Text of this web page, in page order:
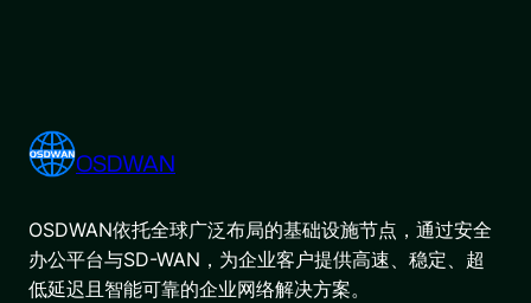
OSDWAN
OSDWAN依托全球广泛布局的基础设施节点，通过安全
办公平台与SD-WAN，为企业客户提供高速、稳定、超
低延迟且智能可靠的企业网络解决方案。